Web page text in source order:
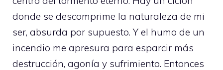
donde se descomprime la naturaleza de mi
ser, absurda por supuesto. Y el humo de un
incendio me apresura para esparcir más
destrucción, agonía y sufrimiento. Entonces